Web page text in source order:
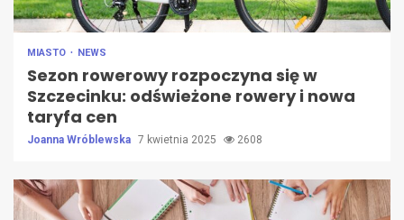
MIASTO NEWS
Sezon rowerowy rozpoczyna się w
Szczecinku: odświeżone rowery i nowa
taryfa cen
Joanna Wróblewska 7 kwietnia 2025 2608